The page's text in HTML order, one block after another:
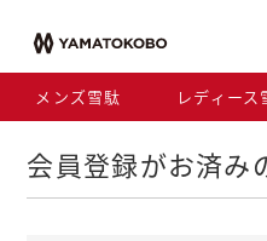
メンズ雪駄 レディース
HOME ログイン
会員登録がお済み